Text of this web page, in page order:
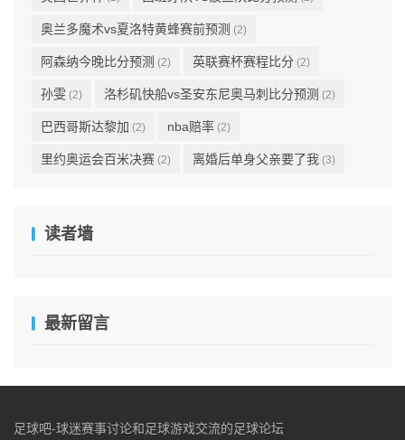
奥兰多魔术vs夏洛特黄蜂赛前预测 (2)
阿森纳今晚比分预测 (2) 英联赛杯赛程比分 (2)
孙雯 (2) 洛杉矶快船vs圣安东尼奥马刺比分预测 (2)
巴西哥斯达黎加 (2) nba赔率 (2)
里约奥运会百米决赛 (2) 离婚后单身父亲要了我 (3)
读者墙
最新留言
足球吧-球迷赛事讨论和足球游戏交流的足球论坛